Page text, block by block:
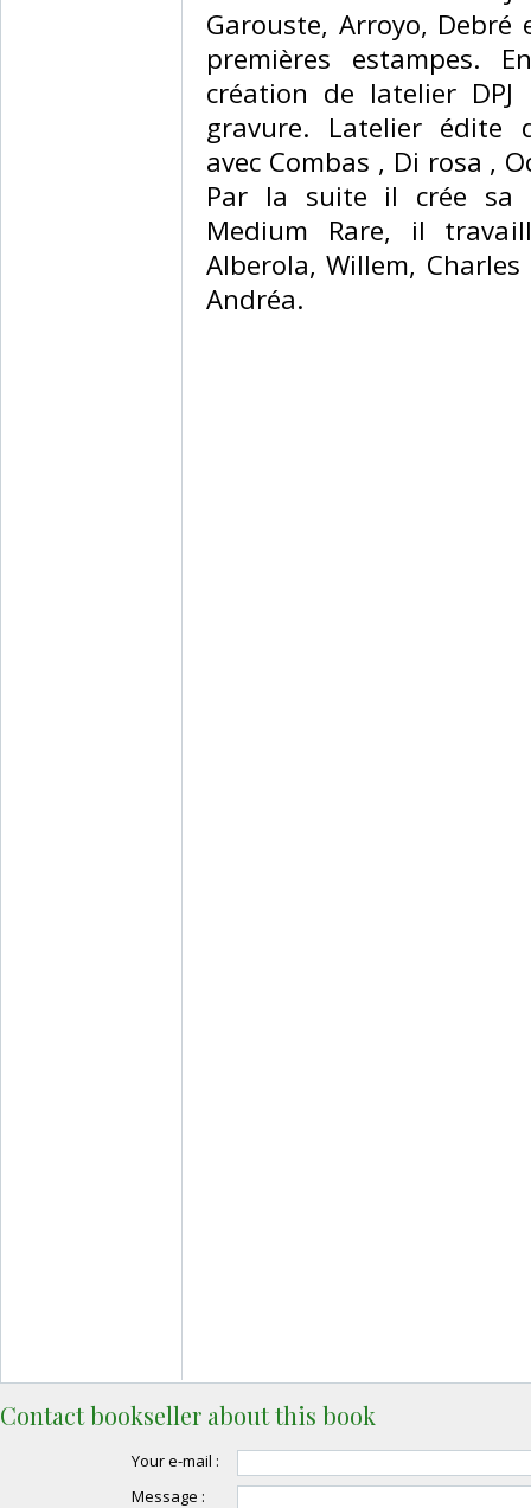
Garouste, Arroyo,
premières estampes.
création de latelier
gravure. Latelier édite
avec Combas , Di rosa ,
Par la suite il crée sa
Medium Rare, il
Alberola, Willem,
Andréa. ‎
Contact bookseller about this book
Your e-mail :
Message :